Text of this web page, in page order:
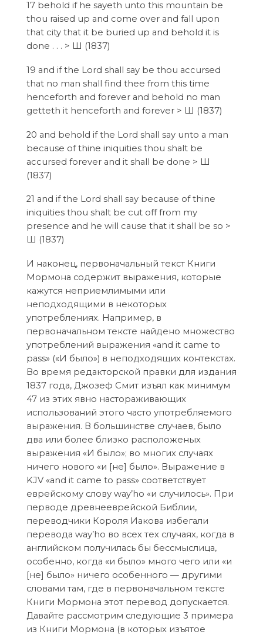
17 behold if he sayeth unto this mountain be
thou raised up and come over and fall upon
that city that it be buried up and behold it is
done . . . > Ш (1837)
19 and if the Lord shall say be thou accursed
that no man shall find thee from this time
henceforth and forever and behold no man
getteth it henceforth and forever > Ш (1837)
20 and behold if the Lord shall say unto a man
because of thine iniquities thou shalt be
accursed forever and it shall be done > Ш
(1837)
21 and if the Lord shall say because of thine
iniquities thou shalt be cut off from my
presence and he will cause that it shall be so >
Ш (1837)
И наконец, первоначальный текст Книги
Мормона содержит выражения, которые
кажутся неприемлимыми или
неподходящими в некоторых
употреблениях. Например, в
первоначальном тексте найдено множество
употреблений выражения «and it came to
pass» («И было») в неподходящих контекстах.
Во время редакторской правки для издания
1837 года, Джозеф Смит изъял как минимум
47 из этих явно настораживающих
использований этого часто употребляемого
выражения. В большинстве случаев, было
два или более близко расположеных
выражения «И было»; во многих случаях
ничего нового «и [не] было». Выражение в
KJV «and it came to pass» соответствует
еврейскому слову way’hо «и случилось». При
перводе древнееврейской Библии,
переводчики Короля Иакова избегали
перевода way’hо во всех тех случаях, когда в
английском получилась бы бессмыслица,
особенно, когда «и было» много чего или «и
[не] было» ничего особенного — другими
словами там, где в первоначальном тексте
Книги Мормона этот перевод допускается.
Давайте рассмотрим следующие 3 примера
из Книги Мормона (в которых изъятое